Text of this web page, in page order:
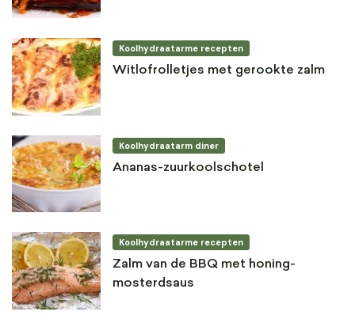
Koolhydraatarme recepten
Witlofrolletjes met gerookte zalm
Koolhydraatarm diner
Ananas-zuurkoolschotel
Koolhydraatarme recepten
Zalm van de BBQ met honing-
mosterdsaus